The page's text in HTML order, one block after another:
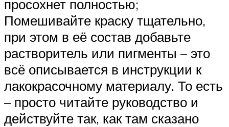
просохнет полностью;
Помешивайте краску тщательно,
при этом в её состав добавьте
растворитель или пигменты – это
всё описывается в инструкции к
лакокрасочному материалу. То есть
– просто читайте руководство и
действуйте так, как там сказано